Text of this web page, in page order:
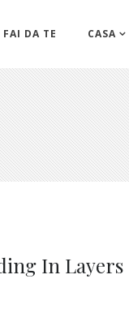
FAI DA TE CASA
In Layers